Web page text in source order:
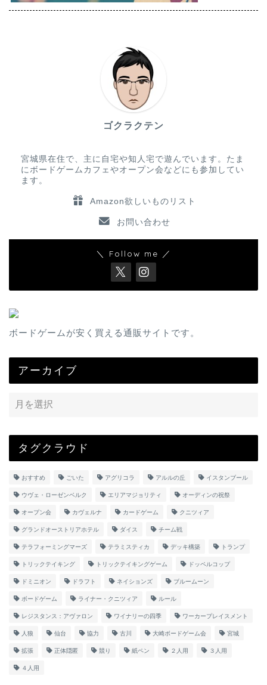
ゴクラクテン
宮城県在住で、主に自宅や知人宅で遊んでいます。たま
にボードゲームカフェやオープン会などにも参加してい
ます。
Amazon欲しいものリスト
お問い合わせ
＼ Follow me ／
ボードゲームが安く買える通販サイトです。
アーカイブ
タグクラウド
おすすめ ごいた アグリコラ アルルの丘 イスタンブール
ウヴェ・ローゼンベルク エリアマジョリティ オーディンの祝祭
オープン会 カヴェルナ カードゲーム クニツィア
グランドオーストリアホテル ダイス チーム戦
テラフォーミングマーズ テラミスティカ デッキ構築 トランプ
トリックテイキング トリックテイキングゲーム ドッペルコップ
ドミニオン ドラフト ネイションズ ブルームーン
ボードゲーム ライナー・クニツィア ルール
レジスタンス：アヴァロン ワイナリーの四季 ワーカープレイスメント
人狼 仙台 協力 古川 大崎ボードゲーム会 宮城
拡張 正体隠匿 競り 紙ペン ２人用 ３人用
４人用